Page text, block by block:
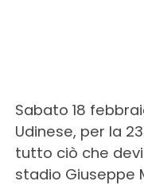
Sabato 18
Udinese, per la
tutto ciò che
stadio Giuseppe